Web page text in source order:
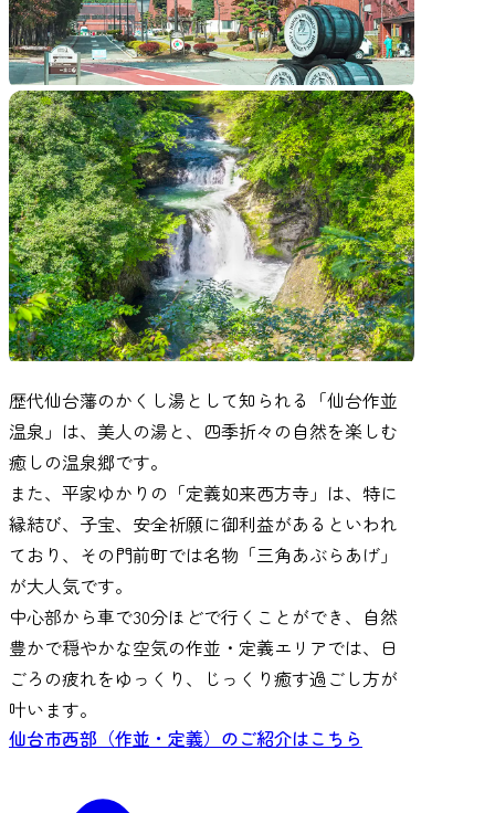
歴代仙台藩のかくし湯として知られる「仙台作並
温泉」は、美人の湯と、四季折々の自然を楽しむ
癒しの温泉郷です。
また、平家ゆかりの「定義如来西方寺」は、特に
縁結び、子宝、安全祈願に御利益があるといわれ
ており、その門前町では名物「三角あぶらあげ」
が大人気です。
中心部から車で30分ほどで行くことができ、自然
豊かで穏やかな空気の作並・定義エリアでは、日
ごろの疲れをゆっくり、じっくり癒す過ごし方が
叶います。
仙台市西部（作並・定義）のご紹介はこちら